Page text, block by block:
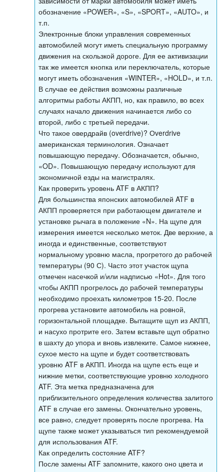
обозначение «POWER», «S», «SPORT», «AUTO», и
т.п.
Электронные блоки управления современных
автомобилей могут иметь специальную программу
движения на скользкой дороге. Для ее активизации
так же имеется кнопка или переключатель, которые
могут иметь обозначения «WINTER», «HOLD», и т.п.
В случае ее действия возможны различные
алгоритмы работы АКПП, но, как правило, во всех
случаях начало движения начинается либо со
второй, либо с третьей передачи.
Что такое овердрайв (overdrive)? Оverdrive
американская терминология. Означает
повышающую передачу. Обозначается, обычно,
«OD». Повышающую передачу используют для
экономичной езды на магистралях.
Как проверить уровень ATF в АКПП?
Для большинства японских автомобилей ATF в
АКПП проверяется при работающем двигателе и
установке рычага в положение «N». На щупе для
измерения имеется несколько меток. Две верхние, а
иногда и единственные, соответствуют
нормальному уровню масла, прогретого до рабочей
температуры (90 С). Часто этот участок щупа
отмечен насечкой и/или надписью «Hot». Для того
чтобы АКПП прогрелось до рабочей температуры
необходимо проехать километров 15-20. После
прогрева установите автомобиль на ровной,
горизонтальной площадке. Вытащите щуп из АКПП,
и насухо протрите его. Затем вставьте щуп обратно
в шахту до упора и вновь извлеките. Самое нижнее,
сухое место на щупе и будет соответствовать
уровню ATF в АКПП. Иногда на щупе есть еще и
нижние метки, соответствующие уровню холодного
ATF. Эта метка предназначена для
приблизительного определения количества залитого
ATF в случае его замены. Окончательно уровень,
все равно, следует проверять после прогрева. На
щупе также может указываться тип рекомендуемой
для использования ATF.
Как определить состояние ATF?
После замены ATF запомните, какого оно цвета и